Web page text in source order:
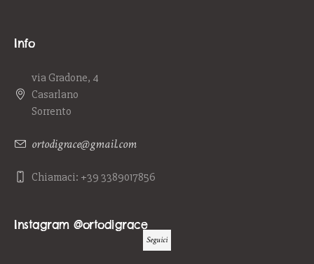
Info
via Gradone, 4
Casarlano
Sorrento
ortodigrace@gmail.com
Chiamaci: +39 3389017856
Instagram @ortodigrace
Seguici